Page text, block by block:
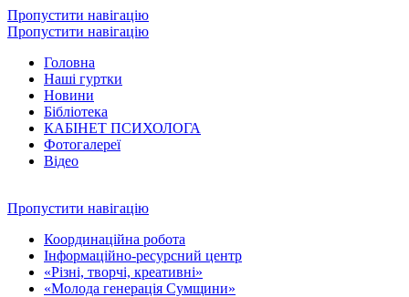
Пропустити навігацію
Пропустити навігацію
Головна
Наші гуртки
Новини
Бібліотека
КАБІНЕТ ПСИХОЛОГА
Фотогалереї
Відео
Пропустити навігацію
Координаційна робота
Інформаційно-ресурсний центр
«Різні, творчі, креативні»
«Молода генерація Сумщини»